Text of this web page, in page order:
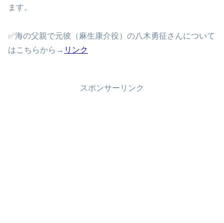
ます。
✅海の父親で元彼（麻生康介役）の八木勇征さんについて
はこちらから→ リンク
スポンサーリンク